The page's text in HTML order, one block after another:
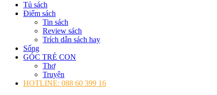
Tủ sách
Điểm sách
Tin sách
Review sách
Trích dẫn sách hay
Sống
GÓC TRẺ CON
Thơ
Truyện
HOTLINE: 088 60 399 16